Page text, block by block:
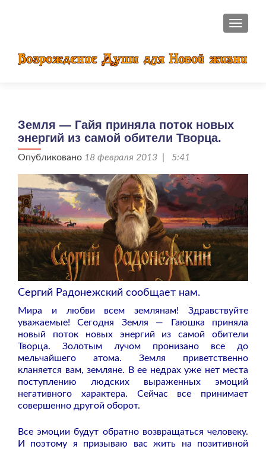
Земля — Гайя приняла поток новых
энергий из самой обители Творца.
Опубликовано 18 февраля 2013 | 5:41
Сергий Радонежский сообщает нам.
Мира и любви всем землянам! Здравствуйте
уважаемые! Сегодня Земля — Гаюшка приняла
новый поток новых энергий из самой обители
Творца. Золотым лучом пронизано все до
мельчайшего атома. Земля приветственно
кланяется вам, земляне. В ее недрах уже нет места
поступлению людских выраженных эмоций
негативного характера. Сейчас все принимает
совершенно другой оборот.
Все эмоции будут обратно возвращаться человеку.
И поэтому я призываю вас жить на позитивной